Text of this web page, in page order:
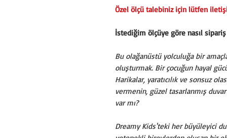
Özel ölçü talebiniz için lütfen
İstediğim ölçüye göre nasıl
Bu olağanüstü yolculuğa bir
oluşturmak. Bir çocuğun hayal
Harikalar, yaratıcılık ve sonsuz
vermenin, güzel tasarlanmış
var mı?
Dreamy Kids'teki her büyüleyici